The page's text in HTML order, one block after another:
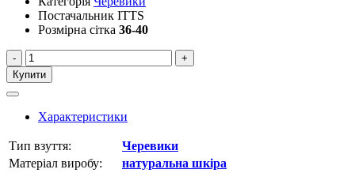
Постачальник ITTS
Розмірна сітка 36-40
-
+
Купити
Характеристики
Тип взуття:
Черевики
Матеріал виробу:
натуральна шкіра